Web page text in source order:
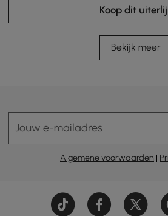
Koop dit
Bekijk meer
Jouw e-mailadres
Algemene voorwaarden |